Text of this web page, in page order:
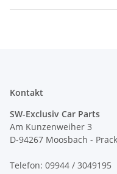
Kontakt
SW-Exclusiv Car Parts
Am Kunzenweiher 3
D-94267 Moosbach -
Telefon: 09944 / 3049195